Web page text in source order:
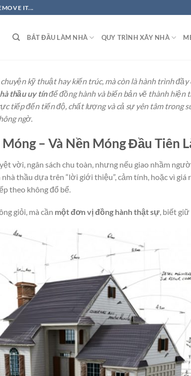
IT...
BẮT ĐẦU LÀM NHÀ QUY TRÌNH XÂY NHÀ
kỹ thuật hay kiến trúc, mà còn là hành trình
thầu uy tínđể đồng hành và biến bản vẽ thành
tiếp đến tiến độ, chất lượng và cả sự yên tâm trong
ngờ.
– Và Nền Móng Đầu Tiên
vời, ngân sách chu toàn, nhưng nếu giao nhầm
thầu dựa trên “lời giới thiệu”, cảm tính, hoặc vì giá
theo không đổ bể.
giỏi, mà cần một đơn vị đồng hành thật sự, biết giữ